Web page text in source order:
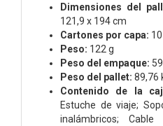
Dimensiones del
121,9 x 194 cm
Cartones por capa: 10
Peso: 122 g
Peso del empaque:
Peso del pallet: 89,76
Contenido de la
Estuche de viaje;
inalámbricos;